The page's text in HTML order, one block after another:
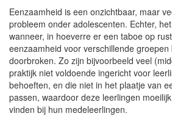
Eenzaamheid is een onzichtbaar, maar
probleem onder adolescenten. Echter,
wanneer, in hoeverre er een taboe op
eenzaamheid voor verschillende groepen
doorbroken. Zo zijn bijvoorbeeld veel
praktijk niet voldoende ingericht voor
behoeften, en die niet in het plaatje van
passen, waardoor deze leerlingen
vinden bij hun medeleerlingen.